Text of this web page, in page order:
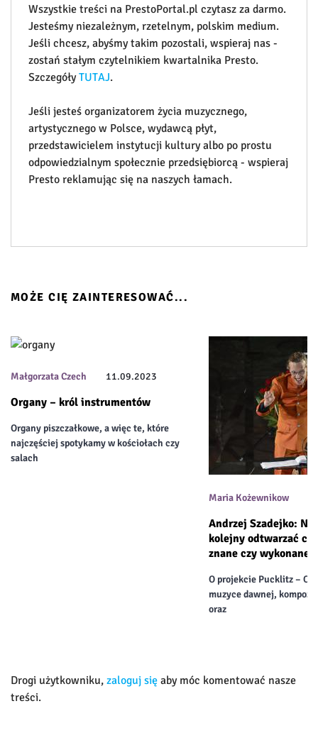
Wszystkie treści na PrestoPortal.pl czytasz za darmo.
Jesteśmy niezależnym, rzetelnym, polskim medium.
Jeśli chcesz, abyśmy takim pozostali, wspieraj nas -
zostań stałym czytelnikiem kwartalnika Presto.
SzczegółyTUTAJ.
Jeśli jesteś organizatorem życia muzycznego,
artystycznego w Polsce, wydawcą płyt,
przedstawicielem instytucji kultury albo po prostu
odpowiedzialnym społecznie przedsiębiorcą - wspieraj
Presto reklamując się na naszych łamach.
MOŻE CIĘ ZAINTERESOWAĆ...
Małgorzata Czech 11.09.2023
Organy – król instrumentów
Organy piszczałkowe, a więc te, które
najczęściej spotykamy w kościołach czy
salach
Maria Kożewnikow
Andrzej Szadejko:
kolejny odtwarzać
znane czy wykonane
O projekcie Pucklitz –
muzyce dawnej,
oraz
Drogi użytkowniku, zaloguj się aby móc komentować nasze
treści.